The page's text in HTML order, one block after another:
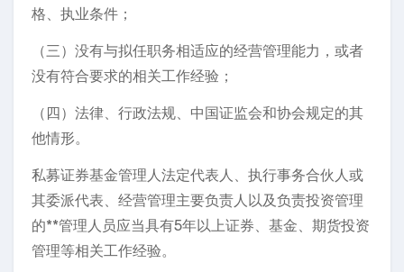
格、执业条件；
（三）没有与拟任职务相适应的经营管理能力，或者
没有符合要求的相关工作经验；
（四）法律、行政法规、中国证监会和协会规定的其
他情形。
私募证券基金管理人法定代表人、执行事务合伙人或
其委派代表、经营管理主要负责人以及负责投资管理
的**管理人员应当具有5年以上证券、基金、期货投资
管理等相关工作经验。